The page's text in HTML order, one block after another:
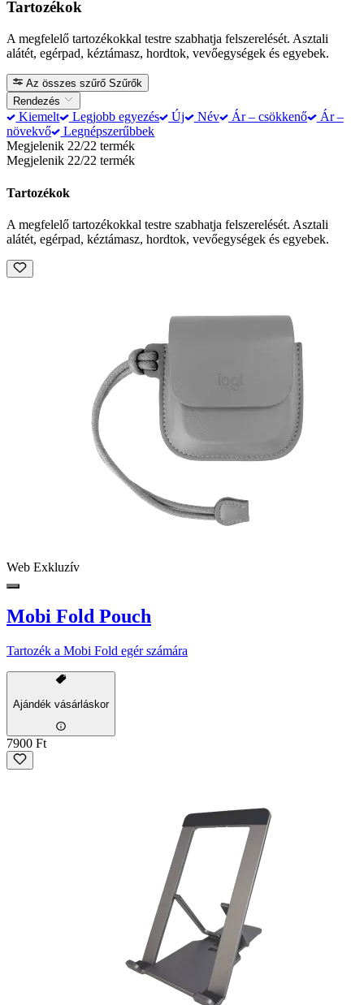
Tartozékok
A megfelelő tartozékokkal testre szabhatja felszerelését. Asztali
alátét, egérpad, kéztámasz, hordtok, vevőegységek és egyebek.
Az összes szűrő Szűrők
Rendezés
Kiemelt Legjobb egyezés Új Név Ár – csökkenő
Ár –
növekvő
Legnépszerűbbek
Megjelenik 22/22 termék
Megjelenik 22/22 termék
Tartozékok
A megfelelő tartozékokkal testre szabhatja felszerelését. Asztali
alátét, egérpad, kéztámasz, hordtok, vevőegységek és egyebek.
Web Exkluzív
Mobi Fold Pouch
Tartozék a Mobi Fold egér számára
Ajándék vásárláskor
7900 Ft